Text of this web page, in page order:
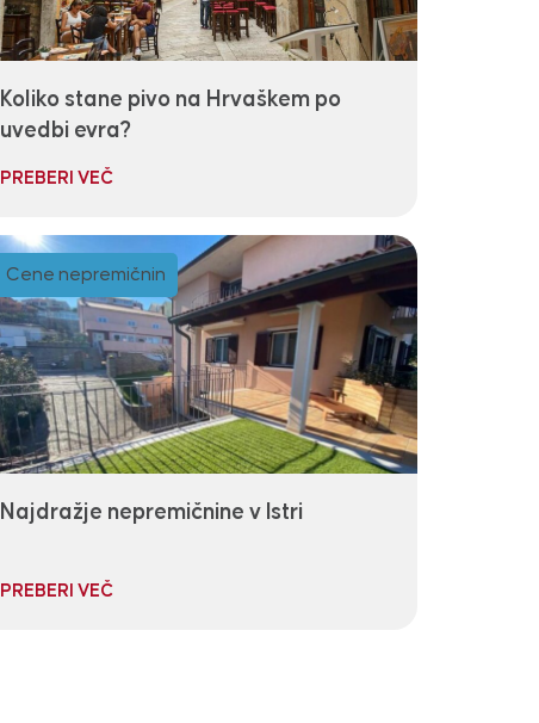
Koliko stane pivo na Hrvaškem po
uvedbi evra?
PREBERI VEČ
Cene nepremičnin
Najdražje nepremičnine v Istri
PREBERI VEČ